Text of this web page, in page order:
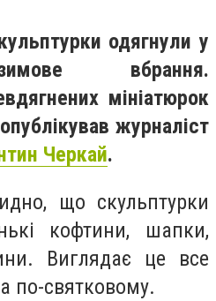
одягнули у
вбрання.
мініатюрок
журналіст
Черкай.
що скульптурки
кофтини, шапки,
Виглядає це все
по-святковому.